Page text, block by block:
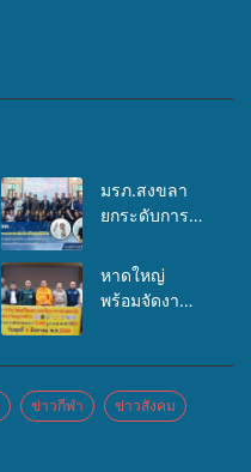
มรภ.สงขลา
ยกระดับการ
ในยุคดิจิทัล
เปิดเวทีเสริม
สื่อสารองค์กร
ระดมสมอง
วางแนวทาง
หาดใหญ่
พร้อมจัดงาน
นานาชาติ
เพื่อแม่…เพื่อ
ข่าวกีฬา ข่าวสังคม